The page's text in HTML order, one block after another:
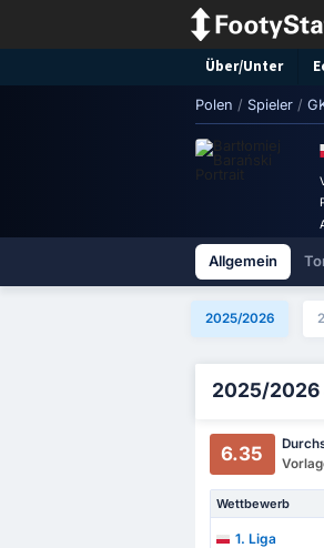
Über/Unter
Polen / Spieler /
Allgemein
2025/2026
2025/2026
6.35
Wettbewerb
1. Liga